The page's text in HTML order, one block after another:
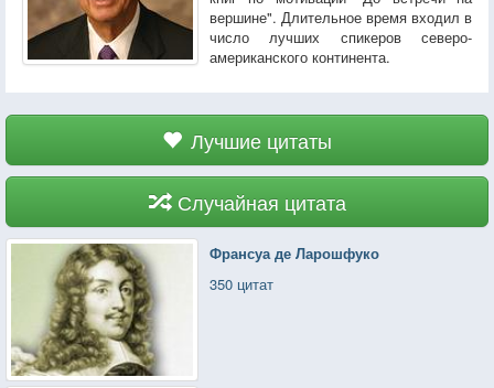
вершине". Длительное время входил в
число лучших спикеров северо-
американского континента.
Лучшие цитаты
Случайная цитата
Франсуа де Ларошфуко
350 цитат